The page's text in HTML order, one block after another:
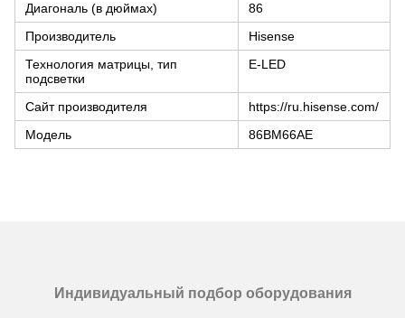
Диагональ (в дюймах)
86
Производитель
Hisense
Технология матрицы, тип
подсветки
E-LED
Сайт производителя
https://ru.hisense.com/
Модель
86BM66AE
Индивидуальный подбор оборудования